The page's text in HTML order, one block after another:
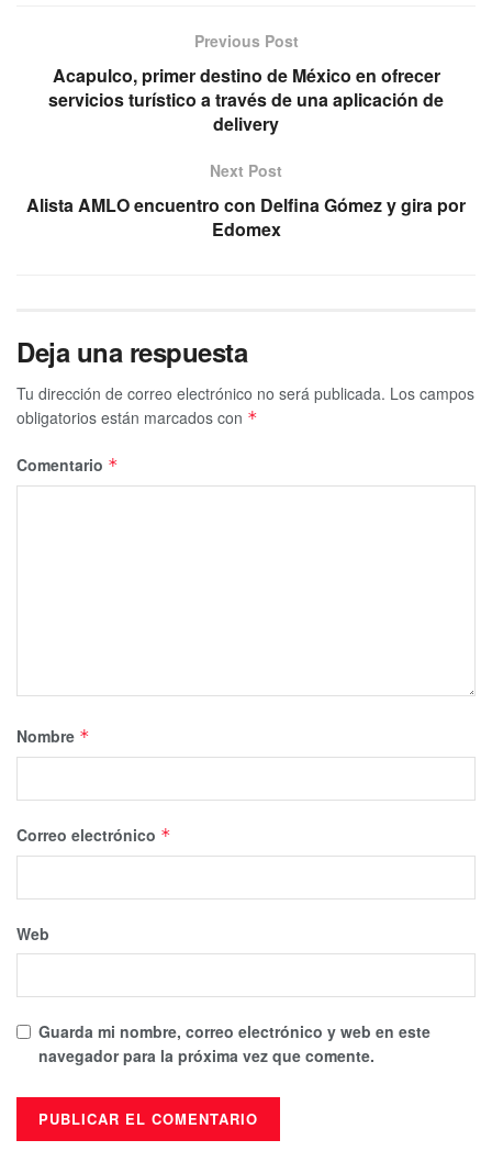
Previous Post
Acapulco, primer destino de México en ofrecer
servicios turístico a través de una aplicación de
delivery
Next Post
Alista AMLO encuentro con Delfina Gómez y gira por
Edomex
Deja una respuesta
Tu dirección de correo electrónico no será publicada. Los campos
obligatorios están marcados con *
Comentario *
Nombre *
Correo electrónico *
Web
Guarda mi nombre, correo electrónico y web en este
navegador para la próxima vez que comente.